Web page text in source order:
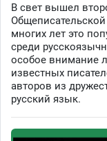
В свет вышел
многих лет это
среди
особое внимание
известных
авторов из
русский язык.